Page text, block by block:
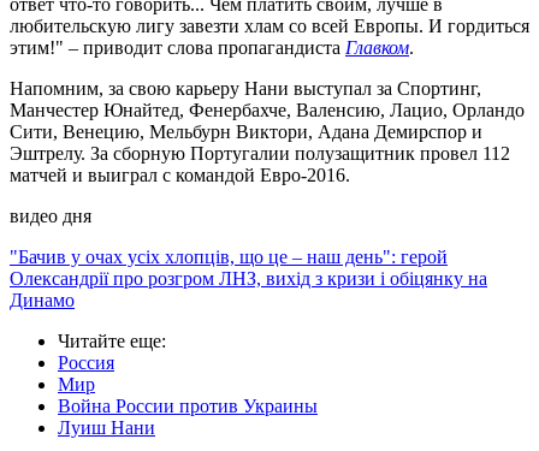
ответ что-то говорить... Чем платить своим, лучше в
любительскую лигу завезти хлам со всей Европы. И гордиться
этим!" – приводит слова пропагандиста Главком.
Напомним, за свою карьеру Нани выступал за Спортинг,
Манчестер Юнайтед, Фенербахче, Валенсию, Лацио, Орландо
Сити, Венецию, Мельбурн Виктори, Адана Демирспор и
Эштрелу. За сборную Португалии полузащитник провел 112
матчей и выиграл с командой Евро-2016.
видео дня
"Бачив у очах усіх хлопців, що це – наш день": герой
Олександрії про розгром ЛНЗ, вихід з кризи і обіцянку на
Динамо
Читайте еще:
Россия
Мир
Война России против Украины
Луиш Нани